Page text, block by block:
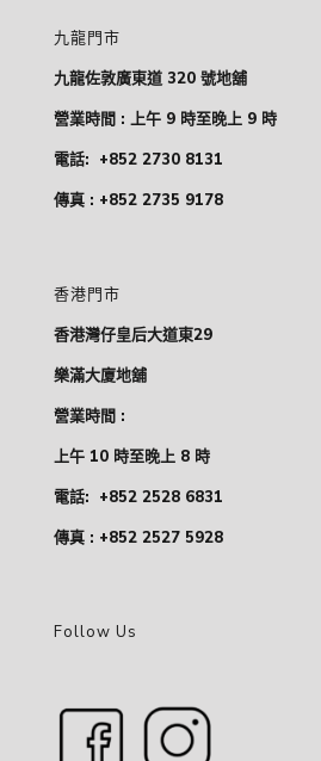
九龍門市
九龍佐敦廣東道 320 號地舖
營業時間 : 上午 9 時至晚上 9 時
電話: +852 2730 8131
傳真 : +852 2735 9178
香港門市
香港灣仔皇后大道東29
樂滿大廈地舖
營業時間 :
上午 10 時至晚上 8 時
電話: +852 2528 6831
傳真 : +852 2527 5928
Follow Us